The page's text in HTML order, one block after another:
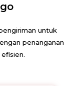
untuk
penanganan